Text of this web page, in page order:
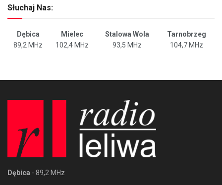
Słuchaj Nas:
Dębica Mielec Stalowa Wola
Tarnobrzeg
89,2 MHz
102,4 MHz 93,5 MHz 104,7 MHz
Dębica - 89,2 MHz